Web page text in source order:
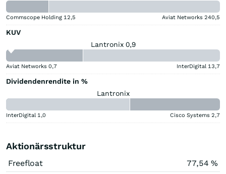
Commscope Holding 12,5 Aviat Networks 240,5
KUV
Lantronix 0,9
Aviat Networks 0,7 InterDigital 13,7
Dividendenrendite in %
Lantronix
InterDigital 1,0 Cisco Systems 2,7
Aktionärsstruktur
Freefloat
77,54 %